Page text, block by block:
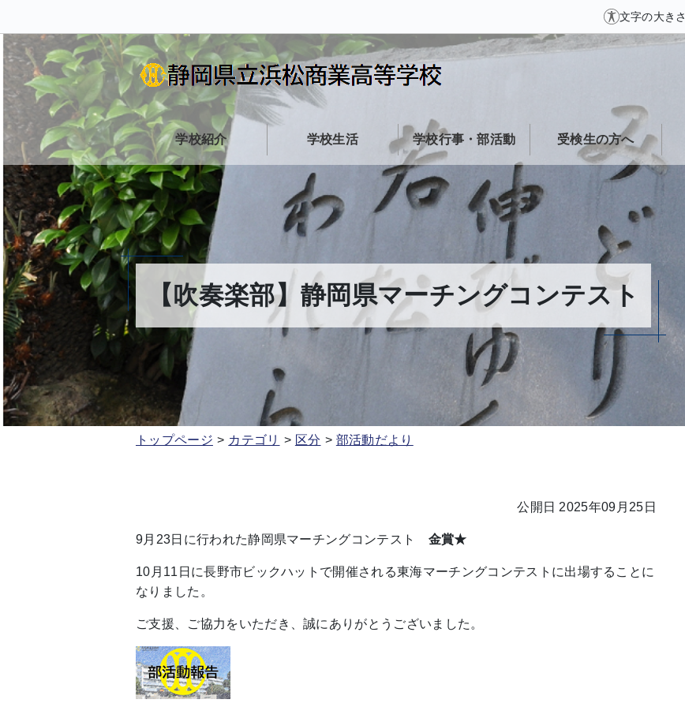
文字の大きさ
学校紹介 学校生活 学校行事・部活動 受検生の方へ
【吹奏楽部】静岡県マーチングコンテスト
トップページ カテゴリ 区分 部活動だより
公開日 2025年09月25日
9月23日に行われた静岡県マーチングコンテスト 金賞★
10月11日に長野市ビックハットで開催される東海マーチングコンテストに出場することに
なりました。
ご支援、ご協力をいただき、誠にありがとうございました。